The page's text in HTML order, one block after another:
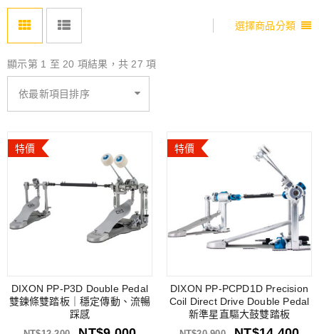
選擇商品分類
顯示第 1 至 20 項結果，共 27 項
依最新項目排序
特價
DIXON PP-P3D Double Pedal
雙鍊條雙踏板｜穩定傳動、流暢
踩感
特價
DIXON PP-PCPD1D Precision
Coil Direct Drive Double Pedal
新準星直驅大鼓雙踏板